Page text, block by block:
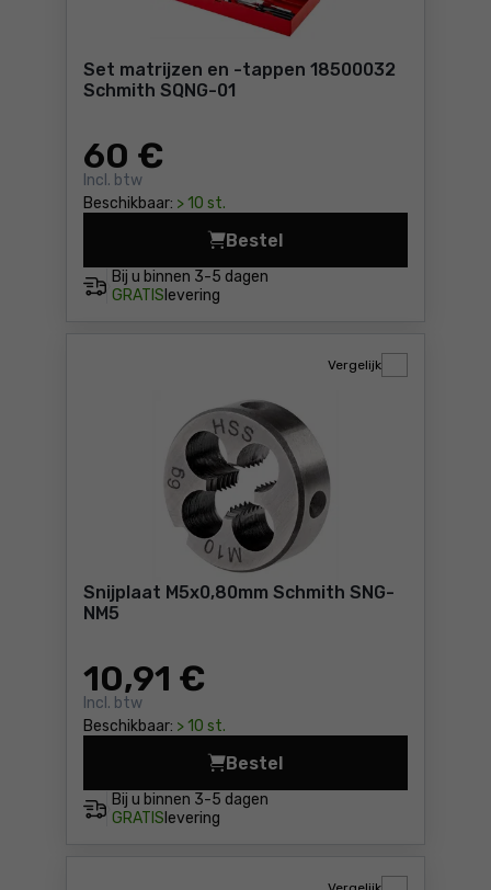
Set matrijzen en -tappen 18500032
Schmith SQNG-01
60 €
Incl. btw
Beschikbaar: > 10 st.
Bij u binnen 3-5 dagen
GRATIS levering
Bestel
Set matrijzen en -tappen
Snijplaat M5x0,80mm Schmith SNG-
NM5
10,91 €
Incl. btw
Beschikbaar: > 10 st.
Vergelijk
Bij u binnen 3-5 dagen
GRATIS levering
Bestel
Snijplaat M5x0,80mm